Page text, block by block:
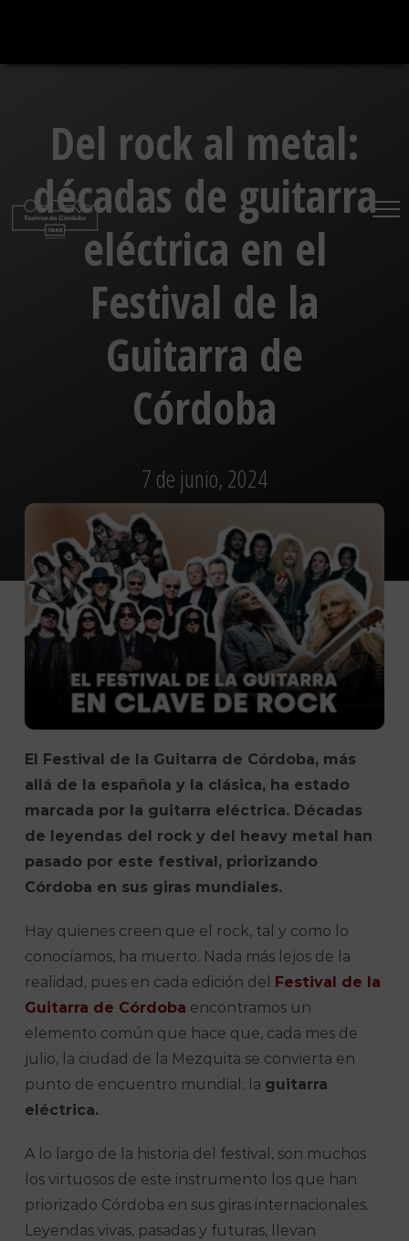
contenido
Del rock al metal:
décadas de guitarra
eléctrica en el
Festival de la
Guitarra de
Córdoba
7 de junio, 2024
El Festival de la Guitarra de Córdoba, más
allá de la española y la clásica, ha estado
marcada por la guitarra eléctrica. Décadas
de leyendas del rock y del heavy metal han
pasado por este festival, priorizando
Córdoba en sus giras mundiales.
Hay quienes creen que el rock, tal y como lo
conocíamos, ha muerto. Nada más lejos de la
realidad, pues en cada edición del
Festival de la
Guitarra de Córdoba encontramos un
elemento común que hace que, cada mes de
julio, la ciudad de la Mezquita se convierta en
punto de encuentro mundial: la guitarra
eléctrica.
A lo largo de la historia del festival, son muchos
los virtuosos de este instrumento los que han
priorizado Córdoba en sus giras internacionales.
Leyendas vivas, pasadas y futuras, llevan